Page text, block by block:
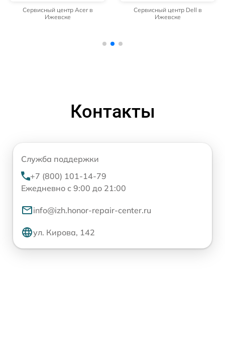
Сервисный центр Acer в
Ижевске
Сервисный центр Dell в
Ижевске
Контакты
Служба поддержки
+7 (800) 101-14-79
Ежедневно с 9:00 до 21:00
info@izh.honor-repair-center.ru
ул. Кирова, 142